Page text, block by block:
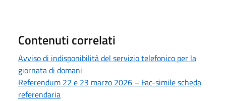
Contenuti correlati
Avviso di indisponibilità del servizio telefonico per la
giornata di domani
Referendum 22 e 23 marzo 2026 – Fac-simile scheda
referendaria